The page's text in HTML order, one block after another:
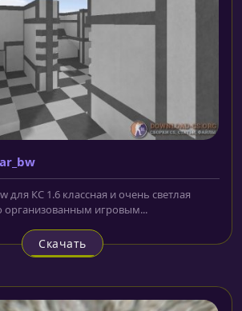
для КС 1.6 классная и очень светлая
организованным игровым...
Скачать